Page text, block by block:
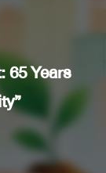
65 Years